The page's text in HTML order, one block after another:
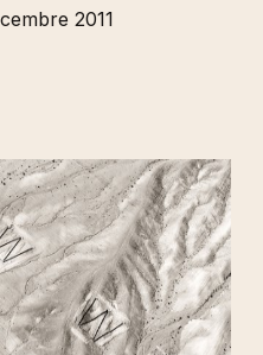
2011